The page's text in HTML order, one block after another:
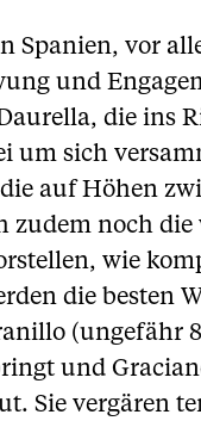
Spanien, vor
und
die ins
um sich
auf Höhen
noch die
wie
die besten
(ungefähr
und
Sie